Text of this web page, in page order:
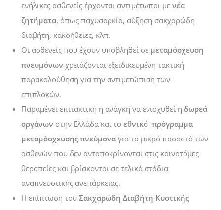
ενήλικες ασθενείς έρχονται αντιμέτωποι με νέα
ζητήματα, όπως παχυσαρκία, αύξηση σακχαρώδη
διαβήτη, κακοήθειες, κλπ.
Οι ασθενείς που έχουν υποβληθεί σε μεταμόσχευση
πνευμόνων χρειάζονται εξειδικευμένη τακτική
παρακολούθηση για την αντιμετώπιση των
επιπλοκών.
Παραμένει επιτακτική η ανάγκη να ενισχυθεί η δωρεά
οργάνων στην Ελλάδα και το εθνικό πρόγραμμα
μεταμόσχευσης πνεύμονα για το μικρό ποσοστό των
ασθενών που δεν ανταποκρίνονται στις καινοτόμες
θεραπείες και βρίσκονται σε τελικά στάδια
αναπνευστικής ανεπάρκειας.
Η επίπτωση του Σακχαρώδη Διαβήτη Κυστικής